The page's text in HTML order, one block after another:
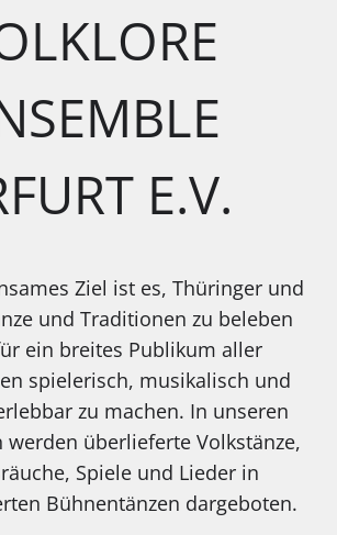
E.V.
Ziel ist es, Thüringer und
und Traditionen zu beleben
ein breites Publikum aller
spielerisch, musikalisch und
zu machen. In unseren
werden überlieferte Volkstänze,
Spiele und Lieder in
Bühnentänzen dargeboten.